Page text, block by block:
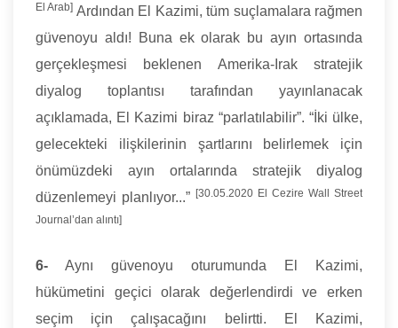
El Arab] Ardından El Kazimi, tüm suçlamalara rağmen
güvenoyu aldı! Buna ek olarak bu ayın ortasında
gerçekleşmesi beklenen Amerika-Irak stratejik
diyalog toplantısı tarafından yayınlanacak
açıklamada, El Kazimi biraz “parlatılabilir”. “İki ülke,
gelecekteki ilişkilerinin şartlarını belirlemek için
önümüzdeki ayın ortalarında stratejik diyalog
düzenlemeyi planlıyor...” [30.05.2020 El Cezire Wall Street
Journal’dan alıntı]
6- Aynı güvenoyu oturumunda El Kazimi,
hükümetini geçici olarak değerlendirdi ve erken
seçim için çalışacağını belirtti. El Kazimi,